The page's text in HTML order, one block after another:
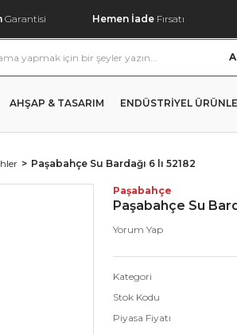
Garantisi Hemen İade Fırsatı
AHŞAP & TASARIM ENDÜSTRİYEL
Paşabahçe Su Bardağı 6 lı 52182
Paşabahçe
Paşabahçe Su
Yorum Yap
Kategori
Stok Kodu
Piyasa Fiyatı